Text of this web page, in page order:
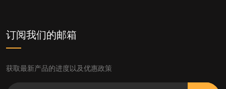
订阅我们的邮箱
获取最新产品的进度以及优惠政策